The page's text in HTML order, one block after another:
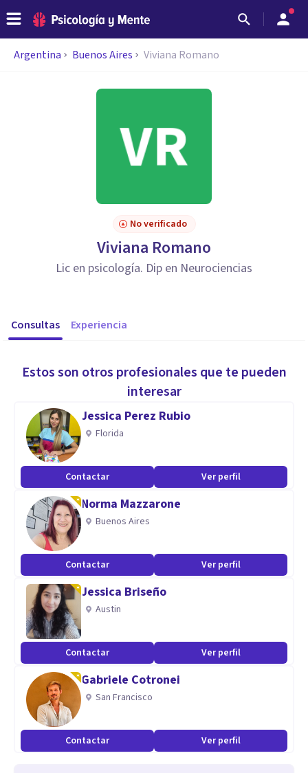
Argentina Buenos Aires Viviana Romano
No verificado
Viviana Romano
Lic en psicología. Dip en Neurociencias
Consultas Experiencia
Estos son otros profesionales que te pueden
interesar
Jessica Perez Rubio
Florida
Contactar Ver perfil
Norma Mazzarone
Buenos Aires
Contactar Ver perfil
Jessica Briseño
Austin
Contactar Ver perfil
Gabriele Cotronei
San Francisco
Contactar Ver perfil